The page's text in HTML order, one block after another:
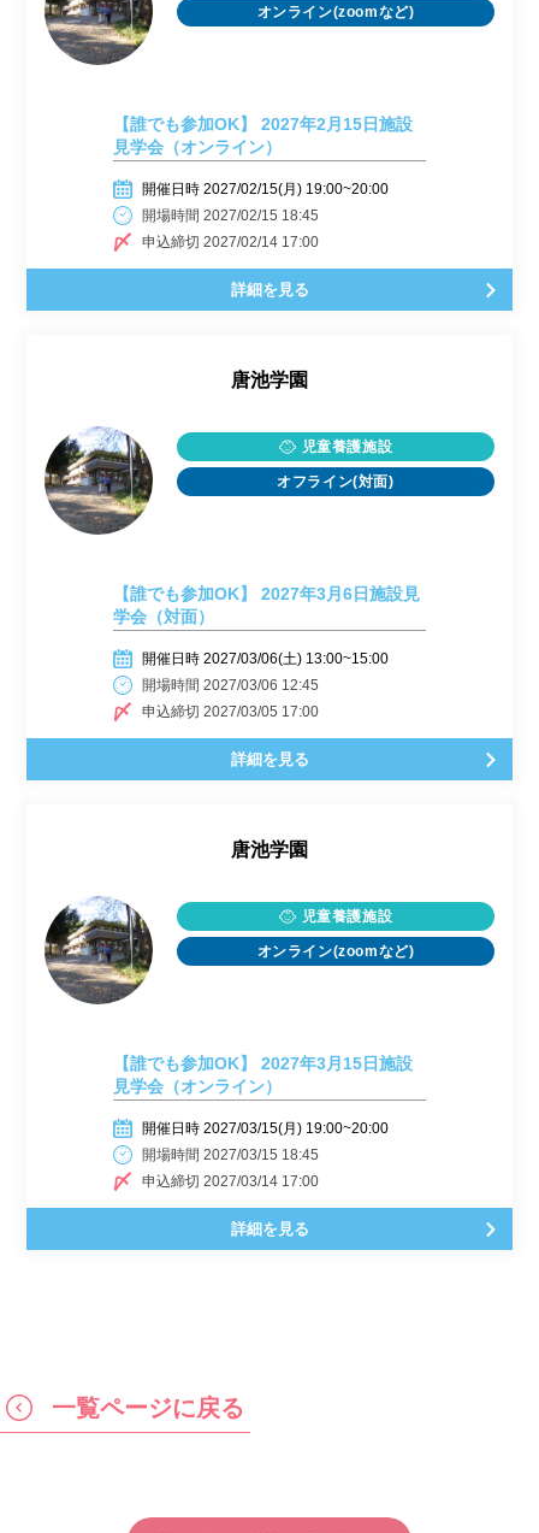
オンライン(zoomなど)
【誰でも参加OK】 2027年2月15日施設
見学会（オンライン）
開催日時 2027/02/15(月) 19:00~20:00
開場時間 2027/02/15 18:45
申込締切 2027/02/14 17:00
詳細を見る
唐池学園
児童養護施設
オフライン(対面)
【誰でも参加OK】 2027年3月6日施設見
学会（対面）
開催日時 2027/03/06(土) 13:00~15:00
開場時間 2027/03/06 12:45
申込締切 2027/03/05 17:00
詳細を見る
唐池学園
児童養護施設
オンライン(zoomなど)
【誰でも参加OK】 2027年3月15日施設
見学会（オンライン）
開催日時 2027/03/15(月) 19:00~20:00
開場時間 2027/03/15 18:45
申込締切 2027/03/14 17:00
詳細を見る
一覧ページに戻る